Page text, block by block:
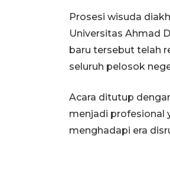
Prosesi wisuda
Universitas Ahmad
baru tersebut telah
seluruh pelosok
Acara ditutup
menjadi profesional
menghadapi era